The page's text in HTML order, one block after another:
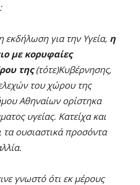
εκδήλωση για την Υγεία, η
με κορυφαίες
της(τότε)Κυβέρνησης,
του χώρου της
Αθηναίων ορίστηκα
υγείας. Κατείχα και
τα ουσιαστικά προσόντα
γνωστό ότι εκ μέρους